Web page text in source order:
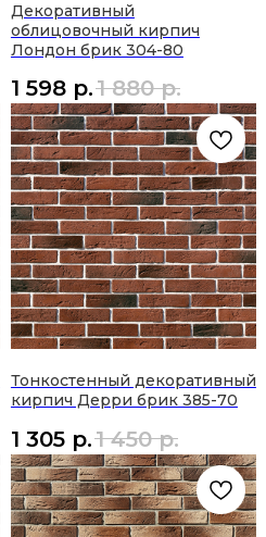
Декоративный
облицовочный кирпич
Лондон брик 304-80
1 598 р.1 880 р.
Тонкостенный декоративный
кирпич Дерри брик 385-70
1 305 р.1 450 р.